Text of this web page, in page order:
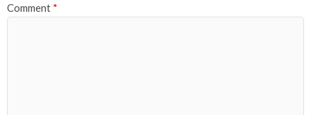
Comment *